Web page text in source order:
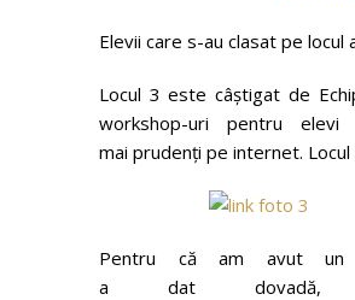
Elevii care s-au clasat pe
Locul 3 este câștigat de
workshop-uri pentru
mai prudenți pe internet.
Pentru că am avut
a dat dovadă,